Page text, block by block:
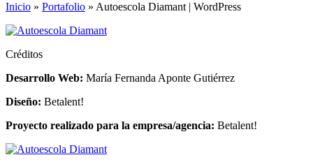
Inicio » Portafolio » Autoescola Diamant | WordPress
Créditos
Desarrollo Web: María Fernanda Aponte Gutiérrez
Diseño: Betalent!
Proyecto realizado para la empresa/agencia: Betalent!